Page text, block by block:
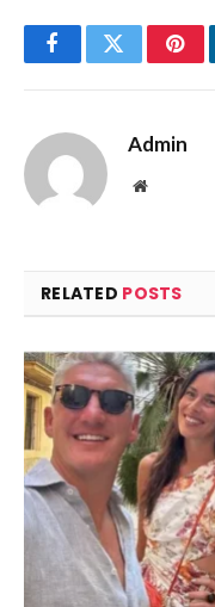
FacebookTwitter
Admin
Website
RELATED POSTS